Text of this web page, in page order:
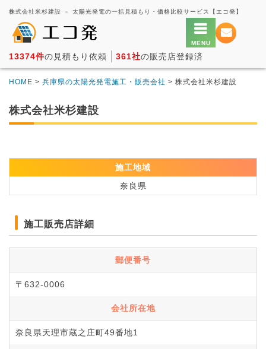
株式会社米杉建設 － 太陽光発電の一括見積もり・価格比較サービス【エコ発】
13374件の見積もり依頼 361社の販売店登録済
HOME > 兵庫県の太陽光発電施工・販売会社 > 株式会社米杉建設
株式会社米杉建設
施工地域
奈良県
施工販売店詳細
郵便番号
〒632-0006
会社所在地
奈良県天理市蔵之庄町49番地1